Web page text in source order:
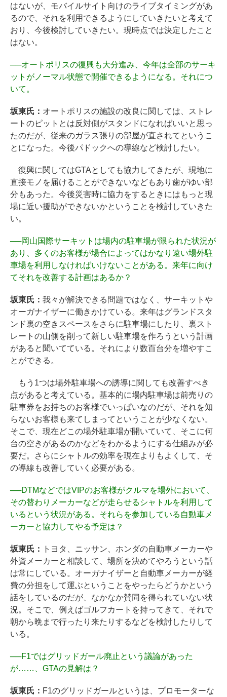
はないが、モバイルサイト向けのライブタイミングがあ
るので、それを利用できるようにしていきたいと考えて
おり、今後検討していきたい。現時点では決定したこと
はない。
──オートポリスの復興も大分進み、今年は全部のサーキ
ットがノーマル状態で開催できるようになる。それにつ
いて。
坂東氏： オートポリスの施設の改良に関しては、ストレ
ートのピットとは反対側がスタンドになればいいと思っ
たのだが、従来のガラス張りの部屋が直されてというこ
とになった。今後パドックへの導線など検討したい。
復興に関してはGTAとしても協力してきたが、現地に
直接モノを届けることができないなどもあり歯がゆい部
分もあった。今後災害時に協力をするときにはもっと現
場に近い援助ができないかということを検討していきた
い。
──岡山国際サーキットは場内の駐車場が限られた状況が
あり、多くのお客様が場合によってはかなり遠い場外駐
車場を利用しなければいけないことがある。来年に向け
てそれを改善する計画はあるか？
坂東氏： 我々が解決できる問題ではなく、サーキットや
オーガナイザーに働きかけている。来年はグランドスタ
ンド裏の空きスペースをさらに駐車場にしたり、裏スト
レートの山側を削って新しい駐車場を作ろうという計画
があると聞いてている。それにより数百台分を増やすこ
とができる。
もう1つは場外駐車場への誘導に関しても改善すべき
点があると考えている。基本的に場内駐車場は前売りの
駐車券をお持ちのお客様でいっぱいなのだが、それを知
らないお客様も来てしまってということが少なくない。
そこで、現在どこの場外駐車場が開いていて、そこに何
台の空きがあるのかなどをわかるようにする仕組みが必
要だ。さらにシャトルの効率を現在よりもよくして、そ
の導線も改善していく必要がある。
──DTMなどではVIPのお客様がクルマを場外において、
その替わりメーカーなどが走らせるシャトルを利用して
いるという状況がある。それらを参加している自動車メ
ーカーと協力してやる予定は？
坂東氏：
トヨタ、ニッサン、ホンダの自動車メーカーや
外資メーカーと相談して、場所を決めてやろうという話
は常にしている。オーガナイザーと自動車メーカーが経
費の分担をして運ぶということをやったらどうかという
話をしているのだが、なかなか賛同を得られていない状
況。そこで、例えばゴルフカートを持ってきて、それで
朝から晩まで行ったり来たりするなどを検討したりして
いる。
──F1ではグリッドガール廃止という議論があった
が……、GTAの見解は？
坂東氏： F1のグリッドガールというは、プロモーターな